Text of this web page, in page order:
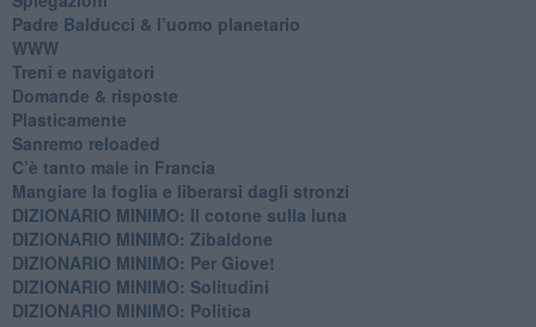
Padre Balducci & l’uomo planetario
WWW
​Treni e navigatori
​Domande & risposte
​Plasticamente
Sanremo reloaded
C’è tanto male in Francia
​Mangiare la foglia e liberarsi dagli stronzi
DIZIONARIO MINIMO: Il cotone sulla luna
DIZIONARIO MINIMO: Zibaldone
DIZIONARIO MINIMO: Per Giove!
DIZIONARIO MINIMO: Solitudini
DIZIONARIO MINIMO: Politica